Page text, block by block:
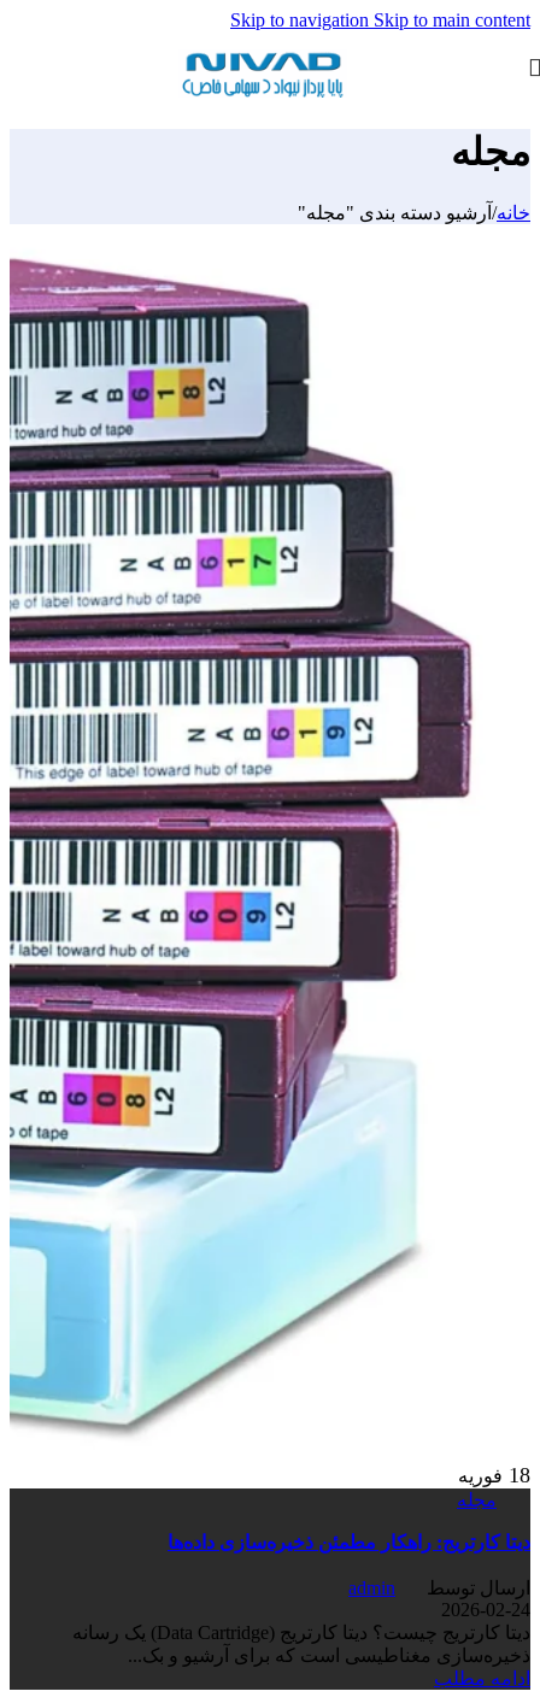
Skip to navigation Skip to main content
مجله
خانه/ آرشیو دسته بندی "مجله"
18 فوریه
مجله
دیتا کارتریج: راهکار مطمئن ذخیره‌سازی داده‌ها
ارسال توسط
admin
2026-02-24
دیتا کارتریج چیست؟ دیتا کارتریج (Data Cartridge) یک رسانه
ذخیره‌سازی مغناطیسی است که برای آرشیو و بک...
ادامه مطلب